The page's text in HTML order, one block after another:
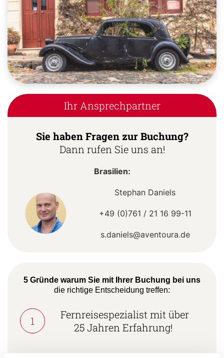
Ihr Ansprechpartner
Sie haben Fragen zur Buchung?
Dann rufen Sie uns an!
Brasilien:
Stephan Daniels
+49 (0)761 / 21 16 99-11
s.daniels@aventoura.de
5 Gründe warum Sie mit Ihrer Buchung bei uns
die richtige Entscheidung treffen:
1
Fernreisespezialist mit über
25 Jahren Erfahrung!